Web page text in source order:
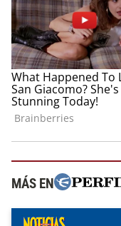
MÁS EN